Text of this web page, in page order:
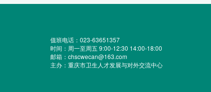
值班电话：023-63651357
时间：周一至周五 9:00-12:30 14:00-18:00
邮箱：chscwecan@163.com
主办：重庆市卫生人才发展与对外交流中心